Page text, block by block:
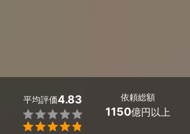
平均評価4.83


依頼総額
1150億円以上